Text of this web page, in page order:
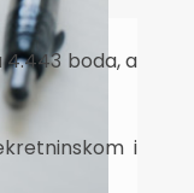
4.443 boda, a
i